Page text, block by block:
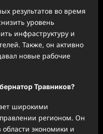
результатов во время
уровень
инфраструктуру и
Также, он активно
новые рабочие
Травников?
широкими
регионом. Он
экономики и